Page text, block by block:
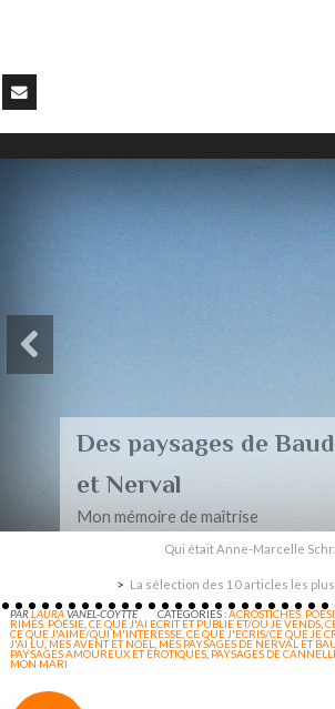
Des paysages de
et Nerval
Mon mémoire de maîtrise
Qui était Anne-Marcelle
La sélection des 10 articles les
PARLAURAVANEL-COYTTE CATÉGORIES :ACROSTICHES.
RIMÉS. POÉSIE ,CE QUE J'AI ECRIT ET PUBLIE ET/OU JE VENDS ,
CE QUE J'AIME/QUI M'INTERESSE ,CE QUE J'ECRIS/CE QUE JE
J'AI LU MES AVENT ET NOEL MES PAYSAGES DE NERVAL ET
PAYSAGES AMOUREUX ET ÉROTIQUES PAYSAGES DE
MON MARI